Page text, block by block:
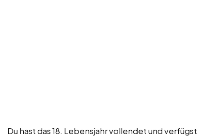
Du hast das 18. Lebensjahr vollendet und verfügst